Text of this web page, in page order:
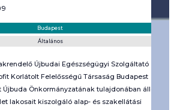
Budapest
Általános
Újbudai Egészségügyi Szolgáltató
Korlátolt Felelősségű Társaság Budapest
Újbuda Önkormányzatának tulajdonában álló,
lakosait kiszolgáló alap- és szakellátási